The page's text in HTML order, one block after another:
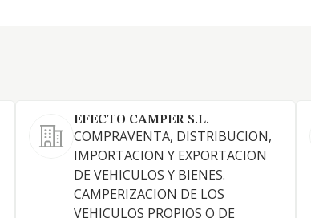
EFECTO CAMPER S.L.
COMPRAVENTA, DISTRIBUCION,
IMPORTACION Y EXPORTACION
DE VEHICULOS Y BIENES.
CAMPERIZACION DE LOS
VEHICULOS PROPIOS O DE